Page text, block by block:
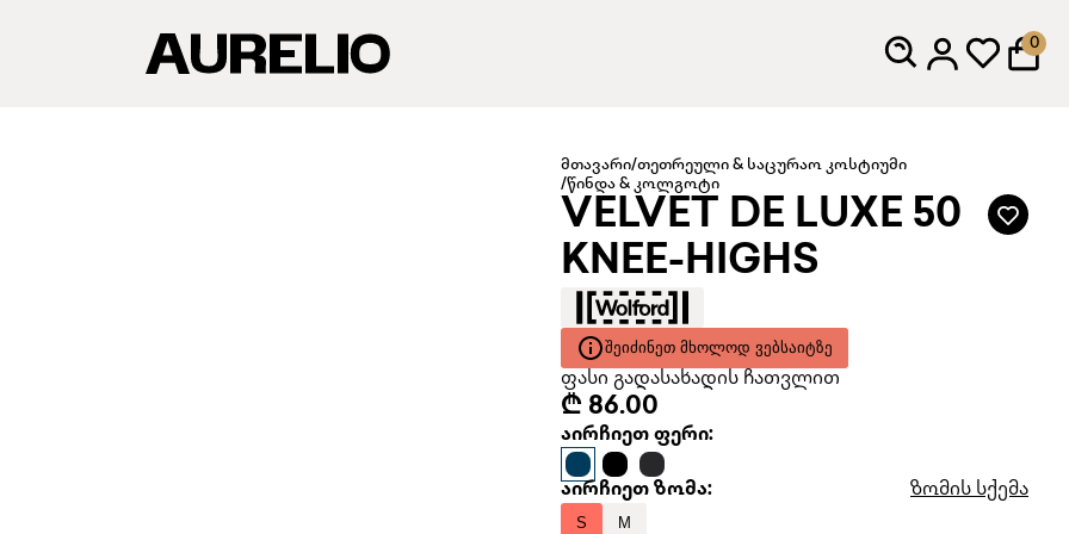
0
მთავარი/თეთრეული & საცურაო კოსტიუმი
/წინდა & კოლგოტი
VELVET DE LUXE 50
KNEE-HIGHS
ᲨᲔᲘᲫᲘᲜᲔᲗ ᲛᲮᲝᲚᲝᲓ ᲕᲔᲑᲡᲐᲘᲢᲖᲔ
ფასი გადასახადის ჩათვლით
₾ 86.00
აირჩიეთ ფერი:
აირჩიეთ ზომა: ზომის სქემა
S M